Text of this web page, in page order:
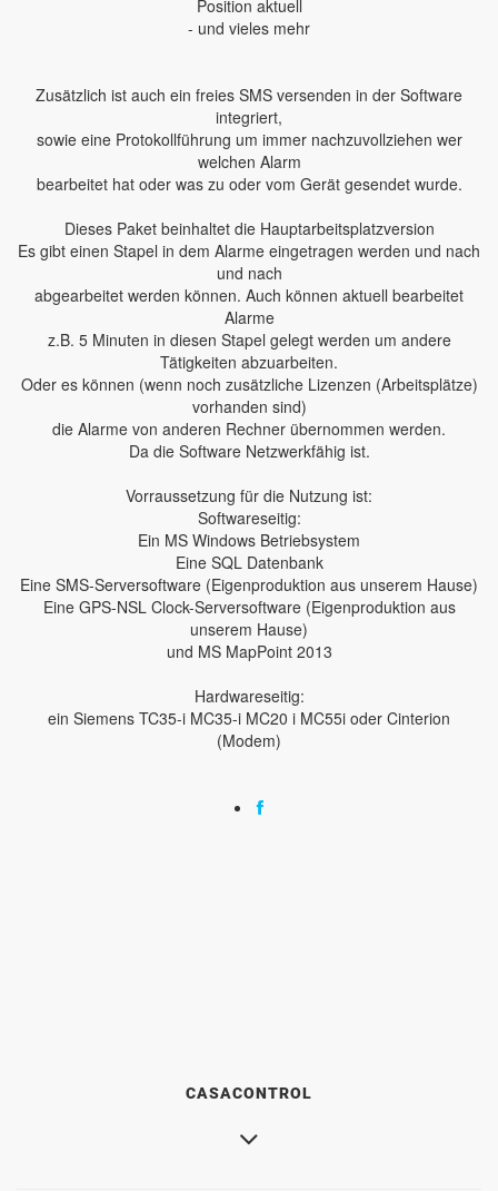
Position aktuell
- und vieles mehr
Zusätzlich ist auch ein freies SMS versenden in der Software
integriert,
sowie eine Protokollführung um immer nachzuvollziehen wer
welchen Alarm
bearbeitet hat oder was zu oder vom Gerät gesendet wurde.
Dieses Paket beinhaltet die Hauptarbeitsplatzversion
Es gibt einen Stapel in dem Alarme eingetragen werden und nach
und nach
abgearbeitet werden können. Auch können aktuell bearbeitet
Alarme
z.B. 5 Minuten in diesen Stapel gelegt werden um andere
Tätigkeiten abzuarbeiten.
Oder es können (wenn noch zusätzliche Lizenzen (Arbeitsplätze)
vorhanden sind)
die Alarme von anderen Rechner übernommen werden.
Da die Software Netzwerkfähig ist.
Vorraussetzung für die Nutzung ist:
Softwareseitig:
Ein MS Windows Betriebsystem
Eine SQL Datenbank
Eine SMS-Serversoftware (Eigenproduktion aus unserem Hause)
Eine GPS-NSL Clock-Serversoftware (Eigenproduktion aus
unserem Hause)
und MS MapPoint 2013
Hardwareseitig:
ein Siemens TC35-i MC35-i MC20 i MC55i oder Cinterion
(Modem)
CASACONTROL